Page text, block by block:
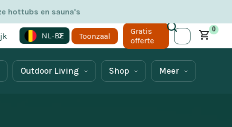
hottubs en sauna's
NL-BE Toonzaal
Gratis
offerte
0
Outdoor Living Shop Meer